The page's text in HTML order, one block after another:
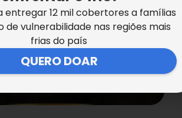
entregar 12 mil cobertores a famílias
de vulnerabilidade nas regiões mais
frias do país
QUERO DOAR